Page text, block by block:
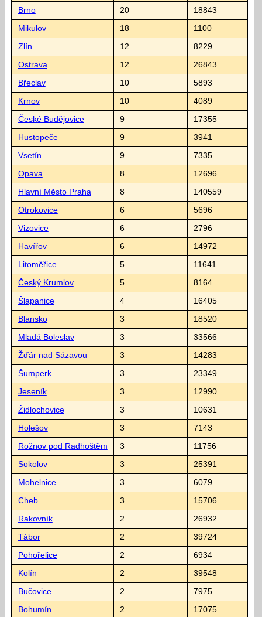
Brno 20 18843
Mikulov 18 1100
Zlín 12 8229
Ostrava 12 26843
Břeclav 10 5893
Krnov 10 4089
České Budějovice 9 17355
Hustopeče 9 3941
Vsetín 9 7335
Opava 8 12696
Hlavní Město Praha 8 140559
Otrokovice 6 5696
Vizovice 6 2796
Havířov 6 14972
Litoměřice 5 11641
Český Krumlov 5 8164
Šlapanice 4 16405
Blansko 3 18520
Mladá Boleslav 3 33566
Žďár nad Sázavou 3 14283
Šumperk 3 23349
Jeseník 3 12990
Židlochovice 3 10631
Holešov 3 7143
Rožnov pod Radhoštěm 3 11756
Sokolov 3 25391
Mohelnice 3 6079
Cheb 3 15706
Rakovník 2 26932
Tábor 2 39724
Pohořelice 2 6934
Kolín 2 39548
Bučovice 2 7975
Bohumín 2 17075